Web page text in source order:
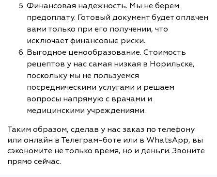
Финансовая надежность. Мы не берем
предоплату. Готовый документ будет оплачен
вами только при его получении, что
исключает финансовые риски.
Выгодное ценообразование. Стоимость
рецептов у нас самая низкая в Норильске,
поскольку мы не пользуемся
посредническими услугами и решаем
вопросы напрямую с врачами и
медицинскими учреждениями.
Таким образом, сделав у нас заказ по телефону
или онлайн в Телеграм-боте или в WhatsApp, вы
сэкономите не только время, но и деньги. Звоните
прямо сейчас.